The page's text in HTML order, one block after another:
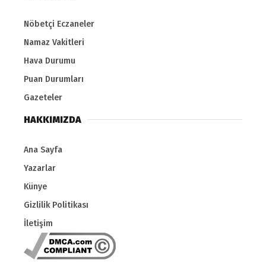
Nöbetçi Eczaneler
Namaz Vakitleri
Hava Durumu
Puan Durumları
Gazeteler
HAKKIMIZDA
Ana Sayfa
Yazarlar
Künye
Gizlilik Politikası
İletişim